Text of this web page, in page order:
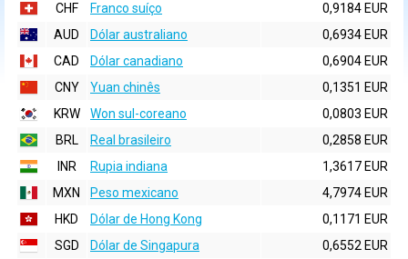
CHF
Franco suíço
0,9184 EUR
AUD
Dólar australiano
0,6934 EUR
CAD
Dólar canadiano
0,6904 EUR
CNY
Yuan chinês
0,1351 EUR
KRW
Won sul-coreano
0,0803 EUR
BRL
Real brasileiro
0,2858 EUR
INR
Rupia indiana
1,3617 EUR
MXN
Peso mexicano
4,7974 EUR
HKD
Dólar de Hong Kong
0,1171 EUR
SGD
Dólar de Singapura
0,6552 EUR